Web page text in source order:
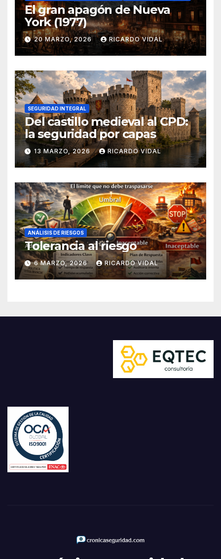
El gran apagón de Nueva
York (1977)
20 MARZO, 2026 RICARDO VIDAL
SEGURIDAD INTEGRAL
Del castillo medieval al CPD:
la seguridad por capas
13 MARZO, 2026 RICARDO VIDAL
ANÁLISIS DE RIESGOS
Tolerancia al riesgo
6 MARZO, 2026 RICARDO VIDAL